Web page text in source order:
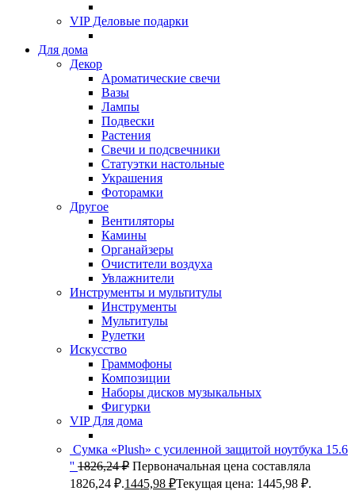
VIP Деловые подарки
Для дома
Декор
Ароматические свечи
Вазы
Лампы
Подвески
Растения
Свечи и подсвечники
Статуэтки настольные
Украшения
Фоторамки
Другое
Вентиляторы
Камины
Органайзеры
Очистители воздуха
Увлажнители
Инструменты и мультитулы
Инструменты
Мультитулы
Рулетки
Искусство
Граммофоны
Композиции
Наборы дисков музыкальных
Фигурки
VIP Для дома
Сумка «Plush» c усиленной защитой ноутбука 15.6
'' 1826,24₽ Первоначальная цена составляла
1826,24 ₽.1445,98 ₽Текущая цена: 1445,98 ₽.